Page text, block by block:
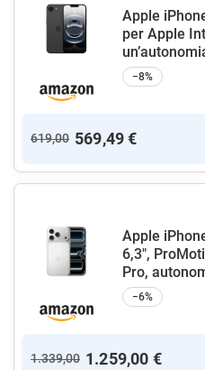
Apple
per Apple
−8%
619,00 569,49 €
Apple
6,3",
Pro,
−6%
1.339,00 1.259,00 €